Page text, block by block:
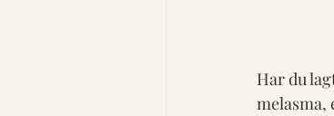
Har du
melasma,